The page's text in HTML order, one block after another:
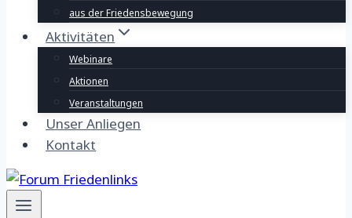
aus der Friedensbewegung
Aktivitäten
Webinare
Aktionen
Veranstaltungen
Unser Anliegen
Kontakt